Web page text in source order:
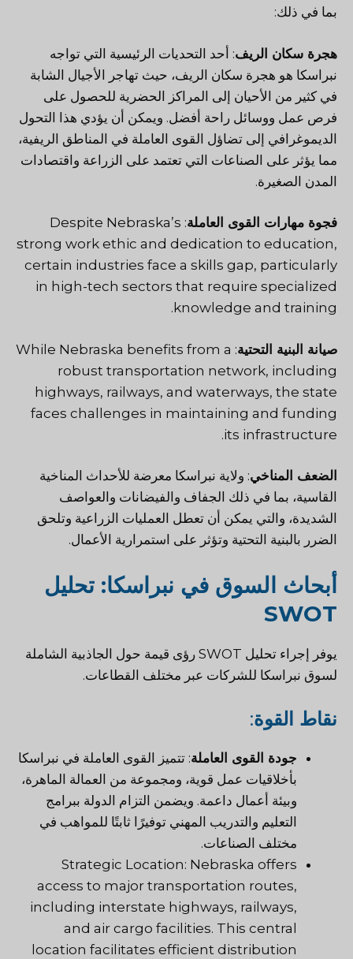
بما في ذلك:
هجرة سكان الريف: أحد التحديات الرئيسية التي تواجه
نبراسكا هو هجرة سكان الريف، حيث تهاجر الأجيال الشابة
في كثير من الأحيان إلى المراكز الحضرية للحصول على
فرص عمل ووسائل راحة أفضل. ويمكن أن يؤدي هذا التحول
الديموغرافي إلى تضاؤل القوى العاملة في المناطق الريفية،
مما يؤثر على الصناعات التي تعتمد على الزراعة واقتصادات
المدن الصغيرة.
فجوة مهارات القوى العاملة : Despite Nebraska’s
strong work ethic and dedication to education,
certain industries face a skills gap, particularly
in high-tech sectors that require specialized
knowledge and training.
صيانة البنية التحتية : While Nebraska benefits from a
robust transportation network, including
highways, railways, and waterways, the state
faces challenges in maintaining and funding
its infrastructure.
الضعف المناخي: ولاية نبراسكا معرضة للأحداث المناخية
القاسية، بما في ذلك الجفاف والفيضانات والعواصف
الشديدة، والتي يمكن أن تعطل العمليات الزراعية وتلحق
الضرر بالبنية التحتية وتؤثر على استمرارية الأعمال.
أبحاث السوق في نبراسكا: تحليل
SWOT
يوفر إجراء تحليل SWOT رؤى قيمة حول الجاذبية الشاملة
لسوق نبراسكا للشركات عبر مختلف القطاعات.
نقاط القوة:
جودة القوى العاملة: تتميز القوى العاملة في نبراسكا
بأخلاقيات عمل قوية، ومجموعة من العمالة الماهرة،
وبيئة أعمال داعمة. ويضمن التزام الدولة ببرامج
التعليم والتدريب المهني توفيرًا ثابتًا للمواهب في
مختلف الصناعات.
Strategic Location: Nebraska offers
access to major transportation routes,
including interstate highways, railways,
and air cargo facilities. This central
location facilitates efficient distribution